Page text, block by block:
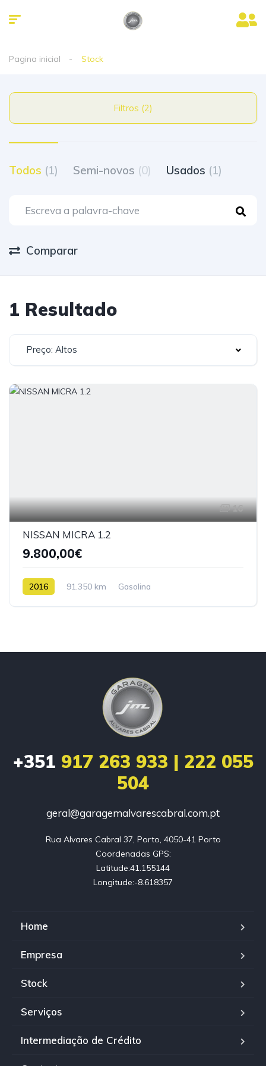
Pagina inicial Stock
Filtros (2)
Todos (1) Semi-novos (0) Usados (1)
Comparar
1 Resultado
Preço: Altos
16
NISSAN MICRA 1.2
9.800,00€
2016 91.350 km Gasolina
+351 917 263 933 | 222 055
504
geral@garagemalvarescabral.com.pt
Rua Alvares Cabral 37, Porto, 4050-41 Porto
Coordenadas GPS:
Latitude:41.155144
Longitude:-8.618357
Home
Empresa
Stock
Serviços
Intermediação de Crédito